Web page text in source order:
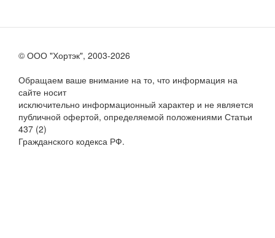
© ООО "Хортэк", 2003-2026
Обращаем ваше внимание на то, что информация на
сайте носит
исключительно информационный характер и не является
публичной офертой, определяемой положениями Статьи
437 (2)
Гражданского кодекса РФ.